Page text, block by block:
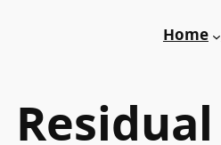
Home